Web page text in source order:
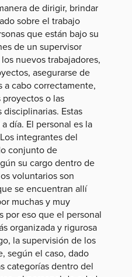
de dirigir, brindar
sobre el trabajo
que están bajo su
de un supervisor
nuevos trabajadores,
asegurarse de
cabo correctamente,
o las
Estas
día. El personal es la
integrantes del
conjunto de
su cargo dentro de
voluntarios son
se encuentran allí
muchas y muy
por eso que el personal
organizada y rigurosa
la supervisión de los
según el caso, dado
categorías dentro del